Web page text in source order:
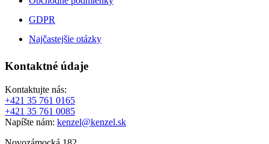
GDPR
Najčastejšie otázky
Kontaktné údaje
Kontaktujte nás:
+421 35 761 0165
+421 35 761 0085
Napíšte nám: kenzel@kenzel.sk